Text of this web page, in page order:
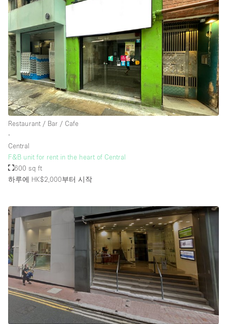
Restaurant / Bar / Cafe
∙
Central
F&B unit for rent in the heart of Central
600 sq ft
하루에 HK$2,000부터 시작